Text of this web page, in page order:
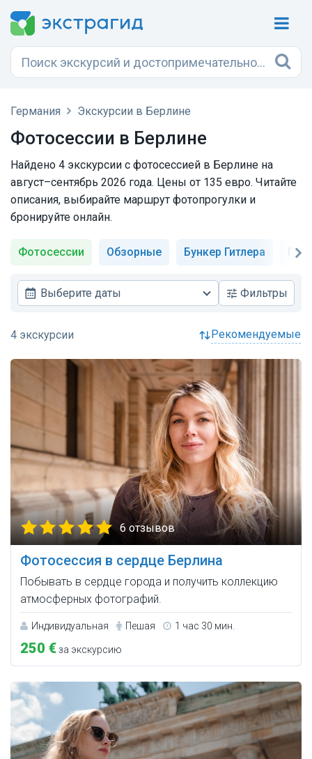
Германия Экскурсии в Берлине
Фотосессии в Берлине
Найдено 4 экскурсии с фотосессией в Берлине на
август–сентябрь 2026 года. Цены от 135 евро. Читайте
описания, выбирайте маршрут фотопрогулки и
бронируйте онлайн.
Фотосессии Обзорные Бункер Гитлера
Выберите даты Фильтры
рекомендуемые
6 отзывов
Фотосессия в сердце Берлина
Побывать в сердце города и получить коллекцию
атмосферных фотографий.
Индивидуальная Пешая 1 час 30 мин.
250 €за экскурсию